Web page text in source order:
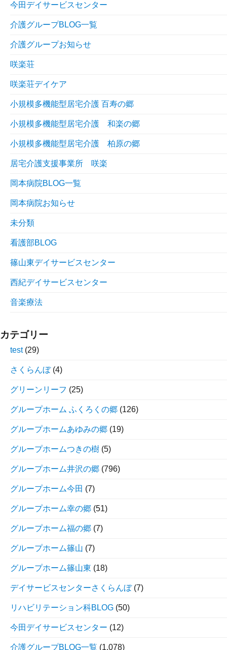
今田デイサービスセンター
介護グループBLOG一覧
介護グループお知らせ
咲楽荘
咲楽荘デイケア
小規模多機能型居宅介護 百寿の郷
小規模多機能型居宅介護 和楽の郷
小規模多機能型居宅介護 柏原の郷
居宅介護支援事業所 咲楽
岡本病院BLOG一覧
岡本病院お知らせ
未分類
看護部BLOG
篠山東デイサービスセンター
西紀デイサービスセンター
音楽療法
カテゴリー
test(29)
さくらんぼ(4)
グリーンリーフ (25)
グループホーム ふくろくの郷 (126)
グループホームあゆみの郷 (19)
グループホームつきの樹 (5)
グループホーム井沢の郷 (796)
グループホーム今田 (7)
グループホーム幸の郷 (51)
グループホーム福の郷 (7)
グループホーム篠山 (7)
グループホーム篠山東 (18)
デイサービスセンターさくらんぼ(7)
リハビリテーション科BLOG (50)
今田デイサービスセンター (12)
介護グループBLOG一覧 (1,078)